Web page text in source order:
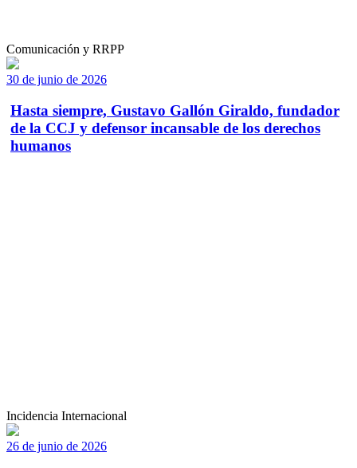
Comunicación y RRPP
30 de junio de 2026
Hasta siempre, Gustavo Gallón Giraldo, fundador
de la CCJ y defensor incansable de los derechos
humanos
Incidencia Internacional
26 de junio de 2026